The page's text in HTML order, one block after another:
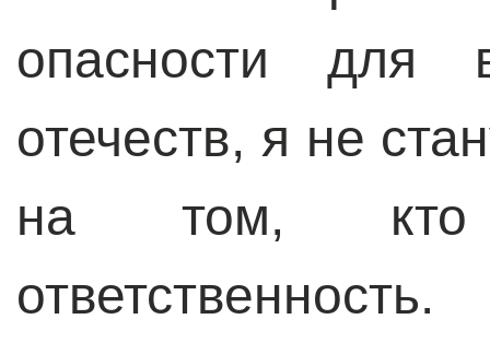
опасности для
отечеств, я не
на том,